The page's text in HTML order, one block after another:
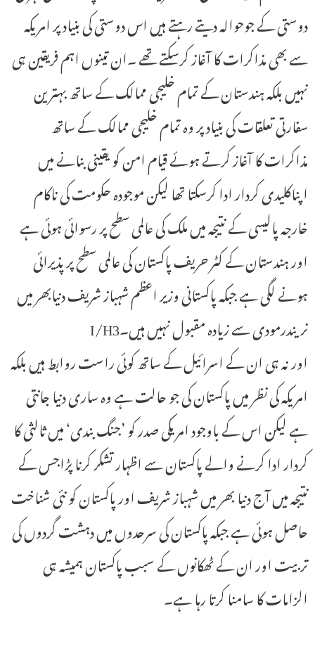
دوستی کے جوحوالہ دیتے رہتے ہیں اس دوستی کی بنیاد پر امریکہ
سے بھی مذاکرات کا آغاز کرسکتے تھے ۔ان تینوں اہم فریقین ہی
نہیں بلکہ ہندستان کے تمام خلیجی ممالک کے ساتھ بہترین
سفارتی تعلقات کی بنیاد پر وہ تمام خلیجی ممالک کے ساتھ
مذاکرات کا آغاز کرتے ہوئے قیام امن کو یقینی بنانے میں
اپناکلیدی کردار ادا کرسکتا تھا لیکن موجودہ حکومت کی ناکام
خارجہ پالیسی کے نتیجہ میں ملک کی عالمی سطح پر رسوائی ہوئی ہے
اور ہندستان کے کٹر حریف پاکستان کی عالمی سطح پر پذیرائی
ہونے لگی ہے جبکہ پاکستانی وزیر اعظم شہباز شریف دنیابھر میں
نریندرمودی سے زیادہ مقبول نہیں ہیں۔I/H3
اور نہ ہی ان کے اسرائیل کے ساتھ کوئی راست روابط ہیں بلکہ
امریکہ کی نظر میں پاکستان کی جو حالت ہے وہ ساری دنیا جانتی
ہے لیکن اس کے باوجود امریکی صدر کو ’جنگ بندی‘ میں ثالثی کا
کردار ادا کرنے والے پاکستان سے اظہار تشکر کرنا پڑاجس کے
نتیجہ میں آج دنیا بھر میں شہباز شریف اور پاکستان کو نئی شناخت
حاصل ہوئی ہے جبکہ پاکستان کی سرحدوں میں دہشت گردوں کی
تربیت اور ان کے ٹھکانوں کے سبب پاکستان ہمیشہ ہی
الزامات کا سامنا کرتا رہا ہے۔